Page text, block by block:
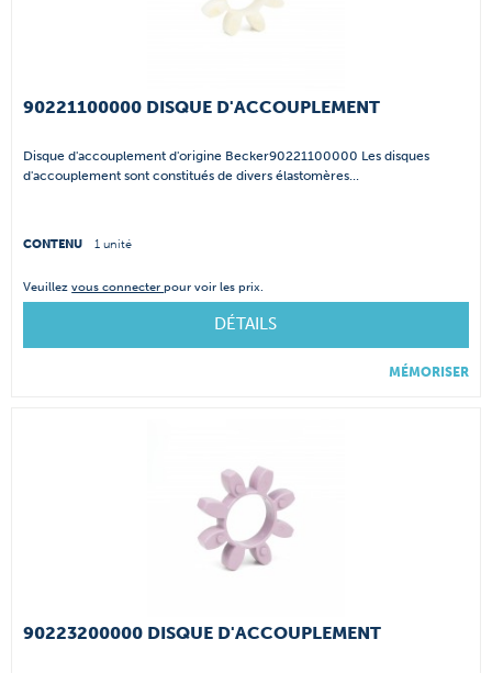
90221100000 DISQUE D'ACCOUPLEMENT
Disque d'accouplement d'origine Becker90221100000 Les disques
d'accouplement sont constitués de divers élastomères...
CONTENU 1 unité
Veuillezvous connecterpour voir les prix.
DÉTAILS
MÉMORISER
90223200000 DISQUE D'ACCOUPLEMENT